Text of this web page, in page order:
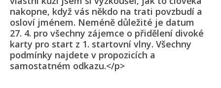
nakopne, když vás někdo na trati povzbudí a
osloví jménem. Neméně důležité je datum
27. 4. pro všechny zájemce o přidělení divoké
karty pro start z 1. startovní vlny. Všechny
podmínky najdete v propozicích a
samostatném odkazu.</p>